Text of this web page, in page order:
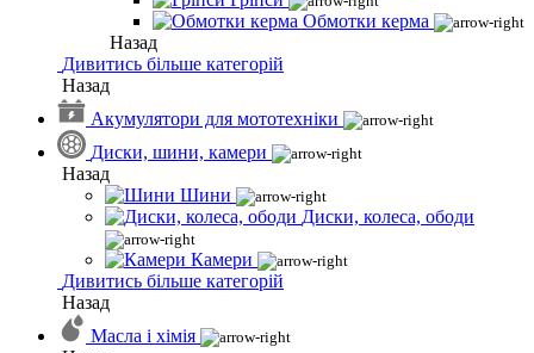
Обмотки керма
Назад
Дивитись більше категорій
Назад
Акумулятори для мототехніки
Диски, шини, камери
Назад
Шини
Диски, колеса, ободи
Камери
Дивитись більше категорій
Назад
Масла і хімія